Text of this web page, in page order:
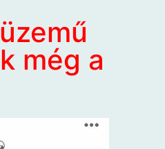
még a